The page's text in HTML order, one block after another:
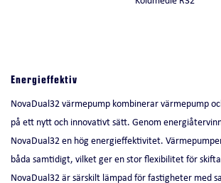
Energieffektiv
NovaDual32 värmepump kombinerar värmepump
på ett nytt och innovativt sätt. Genom
NovaDual32 en hög energieffektivitet.
båda samtidigt, vilket ger en stor flexibilitet för
NovaDual32 är särskilt lämpad för fastigheter med